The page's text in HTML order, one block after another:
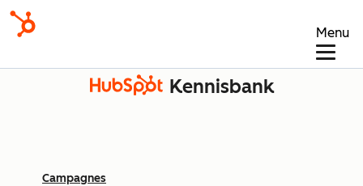
Menu
Kennisbank
Campagnes